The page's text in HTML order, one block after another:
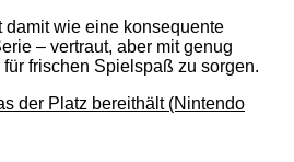
damit wie eine konsequente
– vertraut, aber mit genug
frischen Spielspaß zu sorgen.
der Platz bereithält (Nintendo